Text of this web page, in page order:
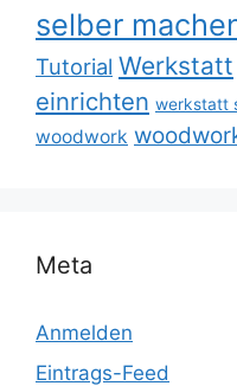
selber
Tutorial Werkstatt
einrichten werkstatt
woodwork
Meta
Anmelden
Eintrags-Feed